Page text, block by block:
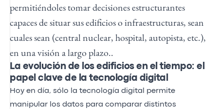
permitiéndoles tomar decisiones estructurantes
capaces de situar sus edificios o infraestructuras, sean
cuales sean (central nuclear, hospital, autopista, etc.),
en una visión a largo plazo..
La evolución de los edificios en el tiempo: el
papel clave de la tecnología digital
Hoy en día, sólo la tecnología digital permite
manipular los datos para comparar distintos